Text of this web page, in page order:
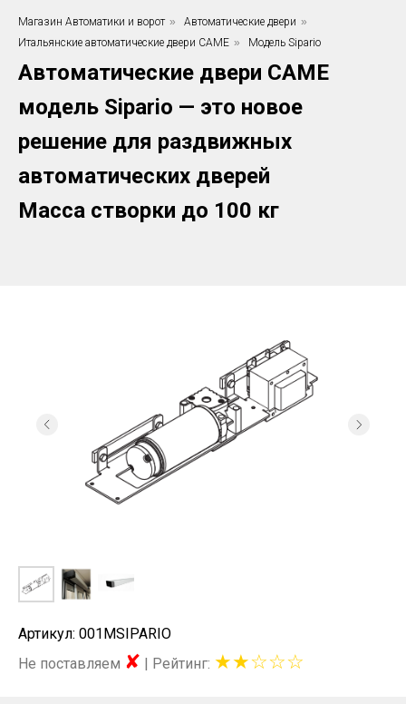
Магазин Автоматики и ворот » Автоматические двери »
Итальянские автоматические двери CAME » Модель Sipario
Автоматические двери CAME
модель Sipario — это новое
решение для раздвижных
автоматических дверей
Масса створки до 100 кг
Артикул: 001MSIPARIO
Не поставляем ✘ | Рейтинг: ★★☆☆☆